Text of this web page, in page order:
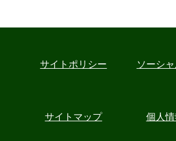
サイトポリシー
ソーシ
サイトマップ 個人